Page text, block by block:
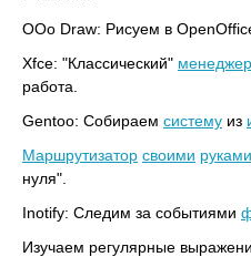
OOo Draw: Рисуем в
Xfce: "Классический" менеджер
работа.
Gentoo: Собираем систему из
Маршрутизатор своими руками
нуля".
Inotify: Следим за событиями
Изучаем регулярные